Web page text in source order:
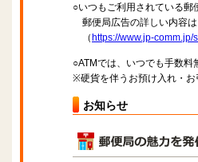
○いつもご利用されている郵
郵便局広告の詳しい内容
（ https://www.jp-
○ATMでは、いつでも手数
※硬貨を伴うお預け入れ・お
お知らせ